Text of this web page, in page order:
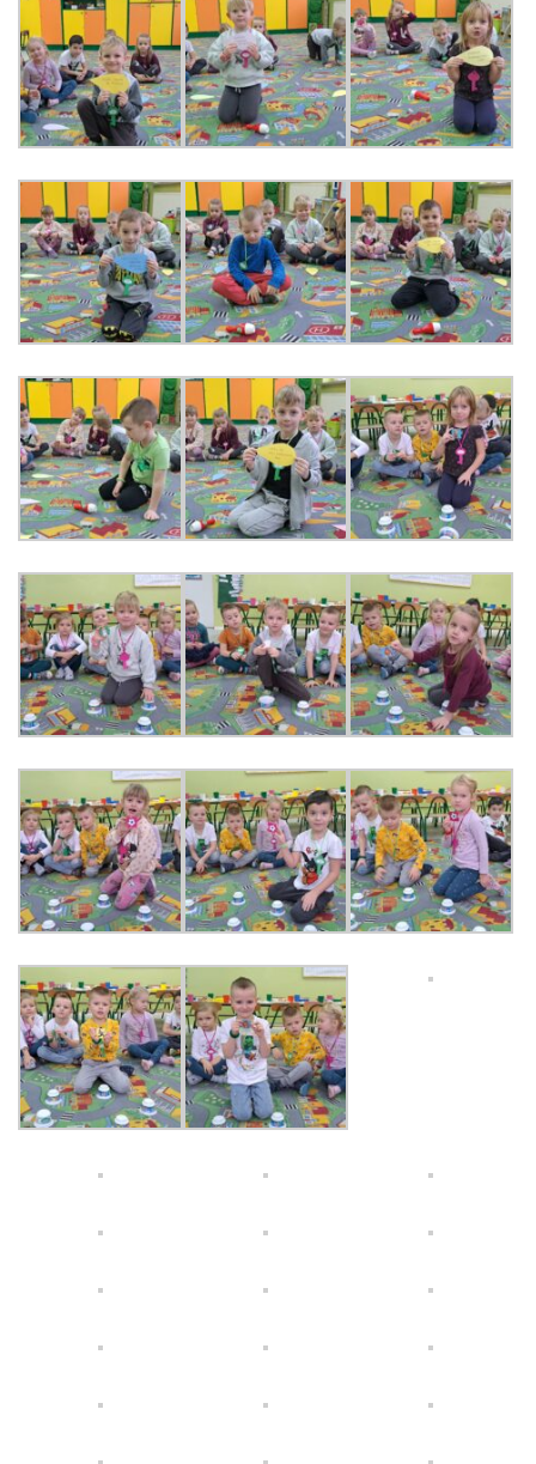
UROCZYSTOŚCI
OSIĄGNIĘCIA
KONKURSY
NASI PRZYJACIELE
KĄCIK DLA RODZICÓW
AKTUALNOŚCI
PORADY DLA RODZICÓW
REKRUTACJA
DOKUMENTY DO POBRANIA
OBIADY
ANKIETY
COVID – 19
BIP
LOGOWANIE
REJESTRACJA KONTA